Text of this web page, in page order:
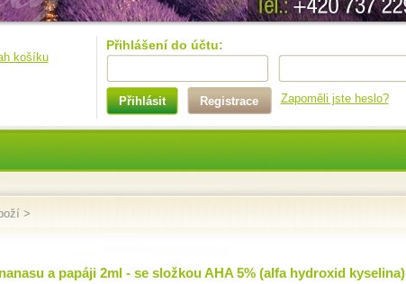
Přihlášení do účtu:
Přihlásit Registrace Zapoměli jste heslo?
košíku
>
a papáji 2ml - se složkou AHA 5% (alfa hydroxid kyselina)